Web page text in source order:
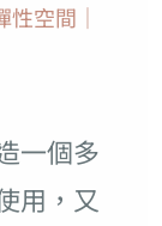
空間｜
一個多
用，又